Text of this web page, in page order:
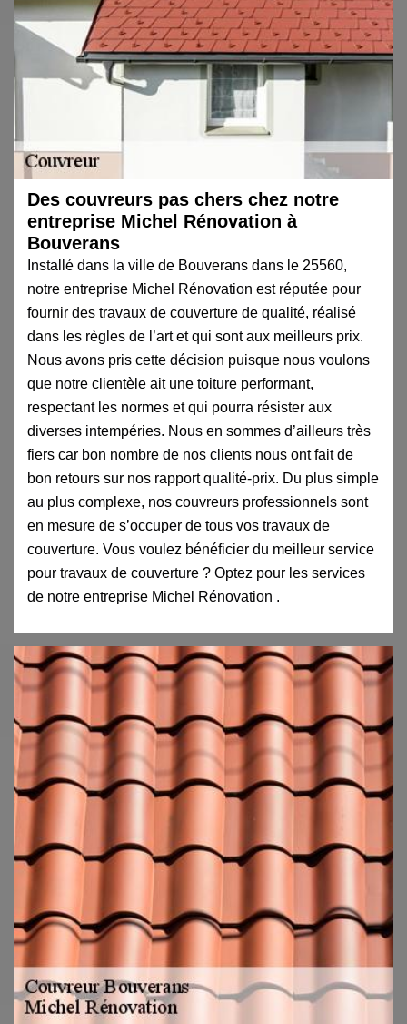
Des couvreurs pas chers chez notre
entreprise Michel Rénovation à
Bouverans
Installé dans la ville de Bouverans dans le 25560,
notre entreprise Michel Rénovation est réputée pour
fournir des travaux de couverture de qualité, réalisé
dans les règles de l’art et qui sont aux meilleurs prix.
Nous avons pris cette décision puisque nous voulons
que notre clientèle ait une toiture performant,
respectant les normes et qui pourra résister aux
diverses intempéries. Nous en sommes d’ailleurs très
fiers car bon nombre de nos clients nous ont fait de
bon retours sur nos rapport qualité-prix. Du plus simple
au plus complexe, nos couvreurs professionnels sont
en mesure de s’occuper de tous vos travaux de
couverture. Vous voulez bénéficier du meilleur service
pour travaux de couverture ? Optez pour les services
de notre entreprise Michel Rénovation .